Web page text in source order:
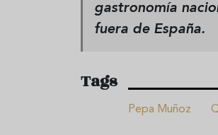
gastronomía
fuera de España.
Tags
Pepa Muñoz